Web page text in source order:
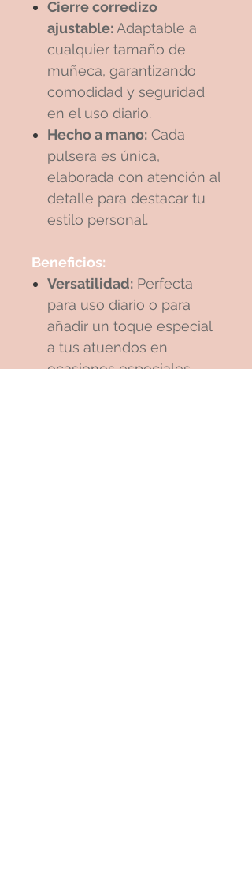
Cierre corredizo
ajustable: Adaptable a
cualquier tamaño de
muñeca, garantizando
comodidad y seguridad
en el uso diario.
Hecho a mano: Cada
pulsera es única,
elaborada con atención al
detalle para destacar tu
estilo personal.
Beneficios:
Versatilidad: Perfecta
para uso diario o para
añadir un toque especial
a tus atuendos en
ocasiones especiales.